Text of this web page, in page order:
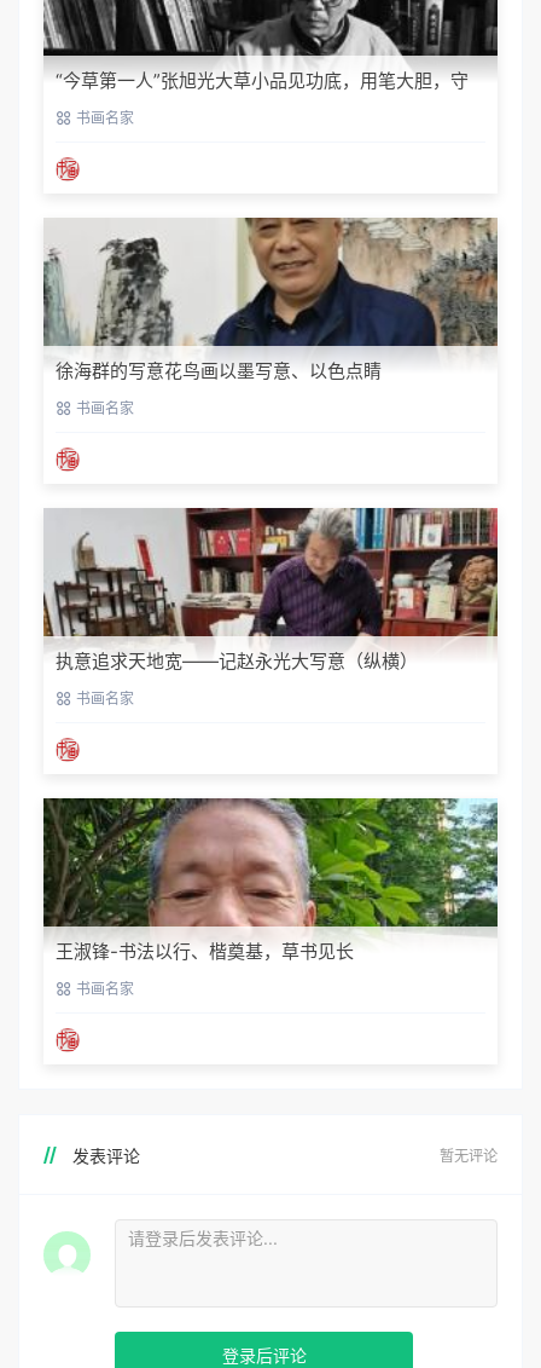
“今草第一人”张旭光大草小品见功底，用笔大胆，守
正创新‌！
书画名家
徐海群的写意花鸟画以墨写意、以色点睛
书画名家
执意追求天地宽——记赵永光大写意（纵横）
书画名家
王淑锋-书法以行、楷奠基，草书见长
书画名家
发表评论 暂无评论
登录后评论